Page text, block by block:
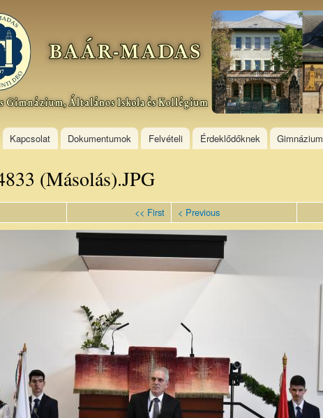
Skip to
main
content
Kapcsolat Dokumentumok Felvételi Érdeklődőknek Gimnázium
(Másolás).JPG
<< First < Previous